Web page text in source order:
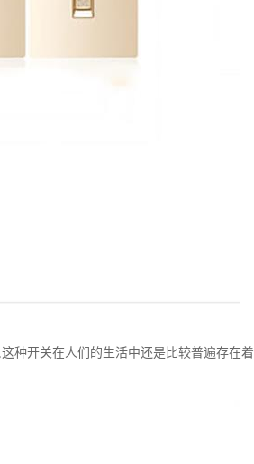
种开关在人们的生活中还是比较普遍存在着